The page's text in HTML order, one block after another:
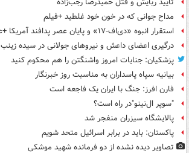
تأیید ربایش و قتل حمیدرضا رجب‌زاده
مداح جوانی که در خون خود غلطید +فیلم
استقرار انبوه «دی‌اف‑۱۷» و پایان عصر پدافند آمریکا +عکس
درگیری اعضای داعش و نیروهای جولانی در سیده زینب
پزشکیان: جنایات امروز واشنگتن را هم محکوم کنید
بیانیه سپاه پاسداران به مناسبت روز خبرنگار
فارن افرز: جنگ با ایران یک فاجعه است
"سوپر ال‌نینو"در راه است؟
پالایشگاه سیزران منفجر شد
پاکستان: باید در برابر اسرائیل متحد شویم
تصاویر دیده‌ نشده از دو فرمانده شهید موشکی